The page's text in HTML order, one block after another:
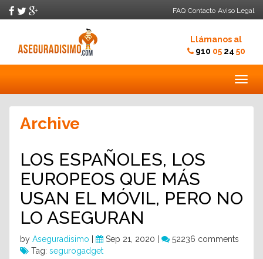
FAQ Contacto Aviso Legal
Llámanos al
910 0524 50
Archive
LOS ESPAÑOLES, LOS
EUROPEOS QUE MÁS
USAN EL MÓVIL, PERO NO
LO ASEGURAN
by Aseguradisimo Sep 21, 2020 |
52236 comments
Tag: segurogadget